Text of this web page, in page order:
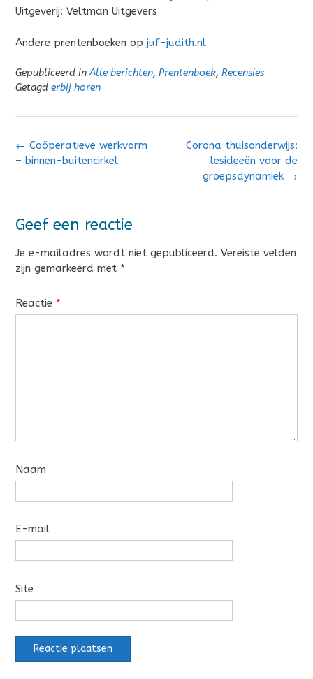
Uitgeverij: Veltman Uitgevers
Andere prentenboeken op juf-judith.nl
Gepubliceerd inAlle berichten, Prentenboek, Recensies
Getagd erbij horen
Bericht
navigatie
Corona thuisonderwijs:
lesideeën voor de
groepsdynamiek →
← Coöperatieve werkvorm
– binnen-buitencirkel
Geef een reactie
Je e-mailadres wordt niet gepubliceerd. Vereiste velden
zijn gemarkeerd met *
Reactie *
Naam
E-mail
Site